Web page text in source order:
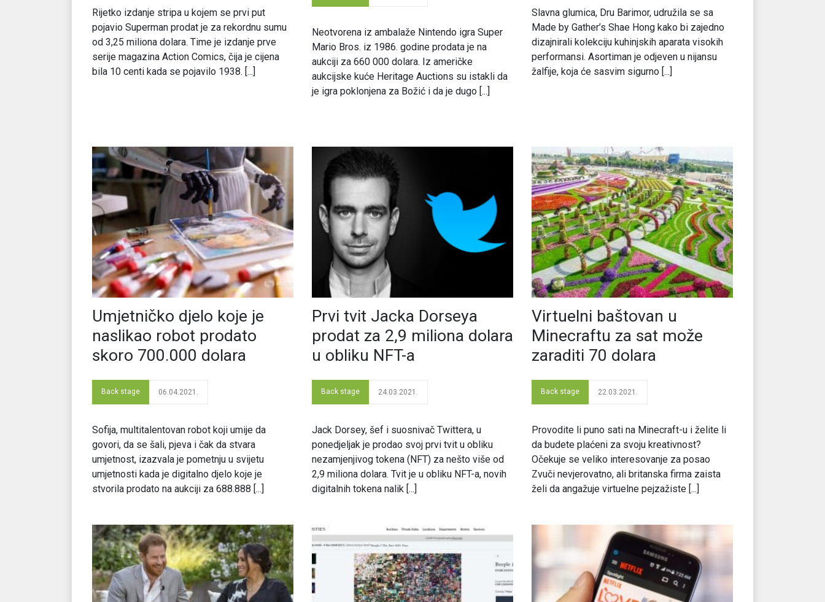
Rijetko izdanje stripa u kojem se prvi put
pojavio Superman prodat je za rekordnu sumu
od 3,25 miliona dolara. Time je izdanje prve
serije magazina Action Comics, čija je cijena
bila 10 centi kada se pojavilo 1938. [...]
Neotvorena iz ambalaže Nintendo igra Super
Mario Bros. iz 1986. godine prodata je na
aukciji za 660 000 dolara. Iz američke
aukcijske kuće Heritage Auctions su istakli da
je igra poklonjena za Božić i da je dugo [...]
Slavna glumica, Dru Barimor, udružila se sa
Made by Gather’s Shae Hong kako bi zajedno
dizajnirali kolekciju kuhinjskih aparata visokih
performansi. Asortiman je odjeven u nijansu
žalfije, koja će sasvim sigurno [...]
Umjetničko djelo koje je
naslikao robot prodato
skoro 700.000 dolara
Back stage 06.04.2021.
Sofija, multitalentovan robot koji umije da
govori, da se šali, pjeva i čak da stvara
umjetnost, izazvala je pometnju u svijetu
umjetnosti kada je digitalno djelo koje je
stvorila prodato na aukciji za 688.888 [...]
Prvi tvit Jacka Dorseya
prodat za 2,9 miliona dolara
u obliku NFT-a
Back stage 24.03.2021.
Jack Dorsey, šef i suosnivač Twittera, u
ponedjeljak je prodao svoj prvi tvit u obliku
nezamjenjivog tokena (NFT) za nešto više od
2,9 miliona dolara. Tvit je u obliku NFT-a, novih
digitalnih tokena nalik [...]
Virtuelni baštovan u
Minecraftu za sat može
zaraditi 70 dolara
Back stage 22.03.2021.
Provodite li puno sati na Minecraft-u i želite li
da budete plaćeni za svoju kreativnost?
Očekuje se veliko interesovanje za posao
Zvuči nevjerovatno, ali britanska firma zaista
želi da angažuje virtuelne pejzažiste [...]